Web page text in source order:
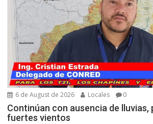
6 de August de 2026 Locales 0
Continúan con ausencia de lluvias,
fuertes vientos